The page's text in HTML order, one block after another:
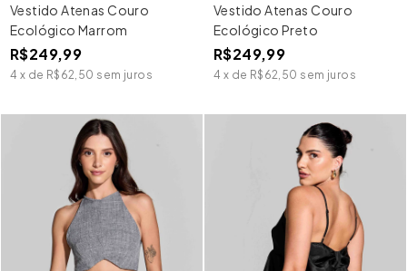
Vestido Atenas Couro
Ecológico Marrom
R$249,99
4 x de R$62,50 sem juros
Vestido Atenas Couro
Ecológico Preto
R$249,99
4 x de R$62,50 sem juros